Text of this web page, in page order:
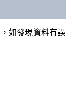
如發現資料有